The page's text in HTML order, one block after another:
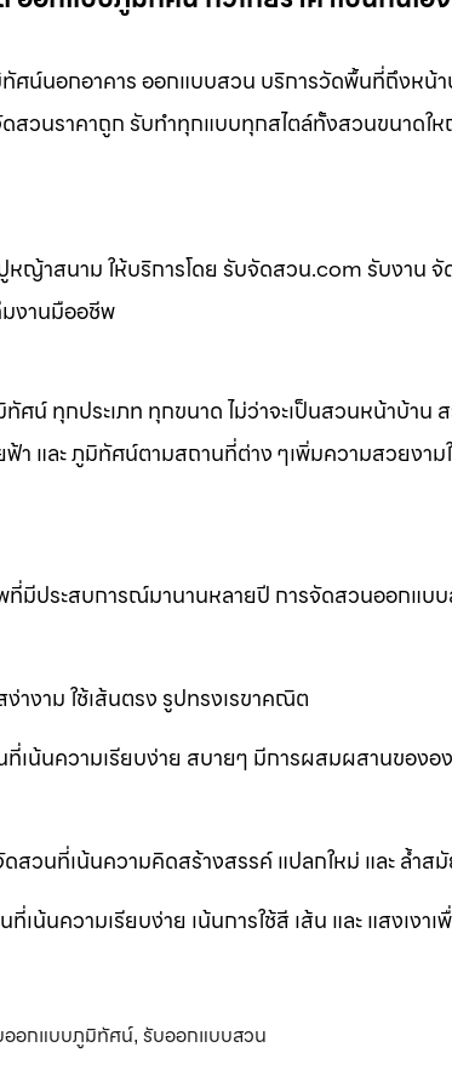
น์นอกอาคาร ออกแบบสวน บริการวัดพื้นที่ถึงหน้า
ดสวนราคาถูก รับทำทุกแบบทุกสไตล์ทั้งสวนขนาด
ญ้าสนาม ให้บริการโดย รับจัดสวน.com รับงาน
งานมืออชีพ
น์ ทุกประเภท ทุกขนาด ไม่ว่าจะเป็นสวนหน้าบ้าน
และ ภูมิทัศน์ตามสถานที่ต่าง ๆเพิ่มความสวยงา
มีประสบการณ์มานานหลายปี การจัดสวนออกแบ
งาม ใช้เส้นตรง รูปทรงเรขาคณิต
น้นความเรียบง่าย สบายๆ มีการผสมผสานของอ
วนที่เน้นความคิดสร้างสรรค์ แปลกใหม่ และ ล้ำส
ความเรียบง่าย เน้นการใช้สี เส้น และ แสงเงาเ
ออกแบบภูมิทัศน์, รับออกแบบสวน